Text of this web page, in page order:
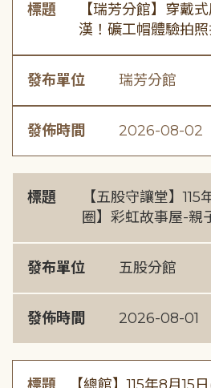
標題
【瑞芳分館】穿戴
漢！礦工帽體驗拍照
發布單位 瑞芳分館
發佈時間 2026-08-02
標題
【五股守讓堂】
圈】彩虹故事屋-親
發布單位 五股分館
發佈時間 2026-08-01